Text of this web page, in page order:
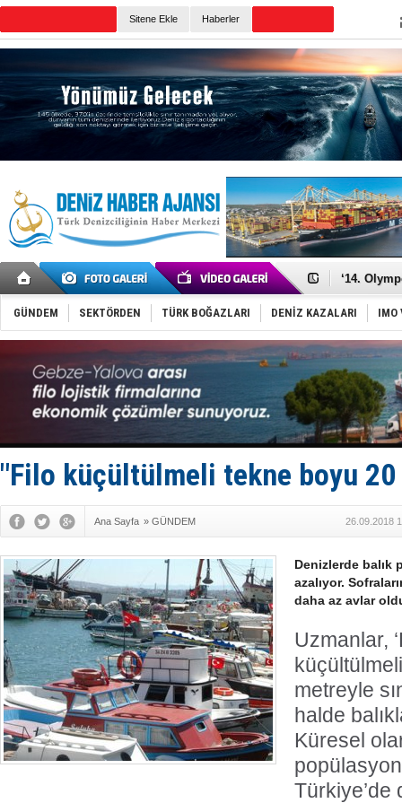
Sitene Ekle Haberler
Denizcilik
‘14.
Taksi
TÜRKLİM
SOCAR da
D-Marin,
Van’da
TAYK -
GÜNDEM SEKTÖRDEN TÜRK BOĞAZLARI DENİZ KAZALARI IMO
"Filo küçültülmeli tekne boyu 20
Ana Sayfa » GÜNDEM 26.09.2018
Denizlerde balık
azalıyor.
daha az avlar
Uzmanlar,
metreyle
halde
Küresel
Türkiye’de